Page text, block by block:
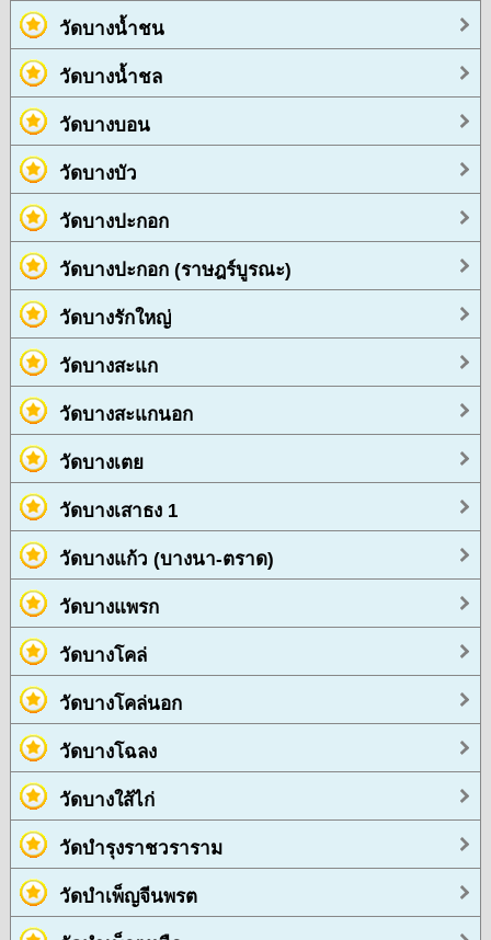
วัดบางน้ำชน
วัดบางน้ำชล
วัดบางบอน
วัดบางบัว
วัดบางปะกอก
วัดบางปะกอก (ราษฎร์บูรณะ)
วัดบางรักใหญ่
วัดบางสะแก
วัดบางสะแกนอก
วัดบางเตย
วัดบางเสาธง 1
วัดบางแก้ว (บางนา-ตราด)
วัดบางแพรก
วัดบางโคล่
วัดบางโคล่นอก
วัดบางโฉลง
วัดบางใส้ไก่
วัดบำรุงราชวราราม
วัดบำเพ็ญจีนพรต